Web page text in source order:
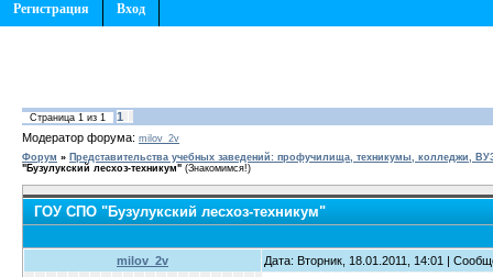
Регистрация Вход
Страница 1 из 1
1
Модератор форума: milov_2v
Форум » Представительства учебных заведений: профучилища, техникумы, колледжи,
"Бузулукский лесхоз-техникум" (Знакомимся!)
ГОУ СПО "Бузулукский лесхоз-техникум"
milov_2v Дата: Вторник, 18.01.2011, 14:01 |